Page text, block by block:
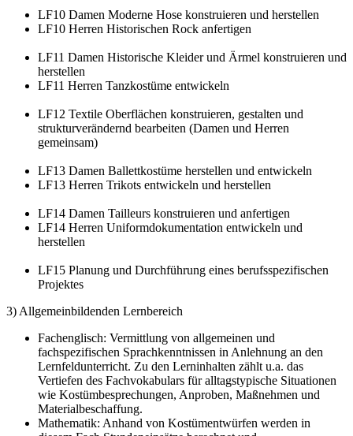
LF10 Damen Moderne Hose konstruieren und herstellen
LF10 Herren Historischen Rock anfertigen
LF11 Damen Historische Kleider und Ärmel konstruieren und
herstellen
LF11 Herren Tanzkostüme entwickeln
LF12 Textile Oberflächen konstruieren, gestalten und
strukturverändernd bearbeiten (Damen und Herren
gemeinsam)
LF13 Damen Ballettkostüme herstellen und entwickeln
LF13 Herren Trikots entwickeln und herstellen
LF14 Damen Tailleurs konstruieren und anfertigen
LF14 Herren Uniformdokumentation entwickeln und
herstellen
LF15 Planung und Durchführung eines berufsspezifischen
Projektes
3) Allgemeinbildenden Lernbereich
Fachenglisch: Vermittlung von allgemeinen und
fachspezifischen Sprachkenntnissen in Anlehnung an den
Lernfeldunterricht. Zu den Lerninhalten zählt u.a. das
Vertiefen des Fachvokabulars für alltagstypische Situationen
wie Kostümbesprechungen, Anproben, Maßnehmen und
Materialbeschaffung.
Mathematik: Anhand von Kostümentwürfen werden in